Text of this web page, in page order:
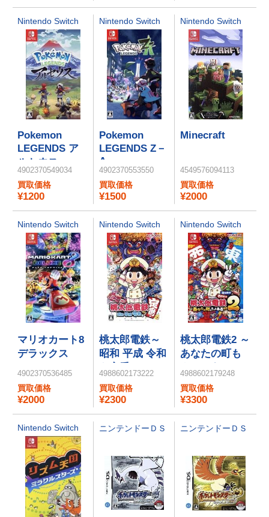
Nintendo Switch
Pokemon
LEGENDS ア
ルセウス
4902370549034
買取価格
¥1200
Nintendo Switch
Pokemon
LEGENDS Z－
A
4902370553550
買取価格
¥1500
Nintendo Switch
Minecraft
4549576094113
買取価格
¥2000
Nintendo Switch
マリオカート8
デラックス
4902370536485
買取価格
¥2000
Nintendo Switch
桃太郎電鉄～
昭和 平成 令和
も定番！～
4988602173222
買取価格
¥2300
Nintendo Switch
桃太郎電鉄2 ～
あなたの町も
きっとある～
東日本編＋西
日本編
4988602179248
買取価格
¥3300
Nintendo Switch ニンテンドーＤＳ ニンテンドーＤＳ